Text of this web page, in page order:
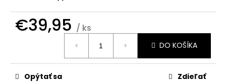
€39,95 / ks
DO KOŠÍKA
Opýtať sa Zdieľať
O
d
p
ú
č